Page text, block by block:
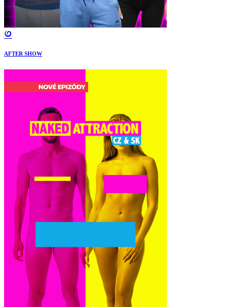
AFTER SHOW